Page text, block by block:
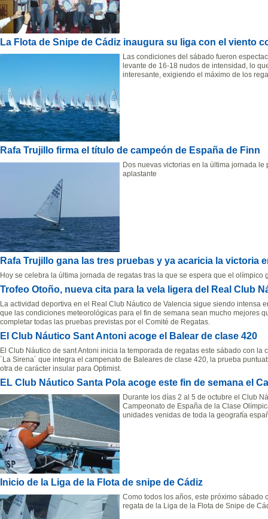
La Flota de Snipe de Cádiz inaugura su liga con el viento
Las condiciones del sábado fueron
levante de 16-18 nudos de intensidad, lo
interesante, exigiendo el máximo de los
Rafa Trujillo firma el título de campeón de España de Finn
Dos nuevas victorias en la última jornada
aplastante
Rafa Trujillo gana las tres pruebas y ya acaricia la victoria
Hoy se celebra la última jornada de regatas tras la que se espera que el olímpico
Trofeo Otoño, nueva cita para la vela ligera del Real Club
La actividad deportiva en el Real Club Náutico de Valencia sigue siendo intensa
que las condiciones meteorológicas para el fin de semana sean mucho mejores
completar todas las pruebas previstas por el Comité de Regatas.
El Club Náutico Sant Antoni acoge el Balear de clase 420
El Club Náutico de sant Antoni inicia la temporada de regatas este sábado con la
`La Sirena´ que integra el campenato de Baleares de clase 420, la prueba
otra de carácter insular para Optimist.
EL Club Náutico Santa Pola acoge este fin de semana el
Durante los días 2 al 5 de octubre el Club
Campeonato de España de la Clase
unidades venidas de toda la geografía
Inicio de la Liga de la Flota de snipe de Cádiz
Como todos los años, este próximo sábado
regata de la Liga de la Flota de Snipe de